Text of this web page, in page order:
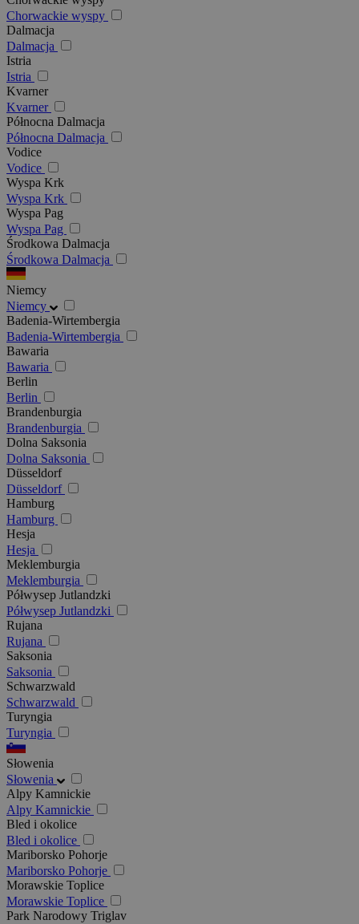
Chorwackie wyspy
Dalmacja
Dalmacja
Istria
Istria
Kvarner
Kvarner
Północna Dalmacja
Północna Dalmacja
Vodice
Vodice
Wyspa Krk
Wyspa Krk
Wyspa Pag
Wyspa Pag
Środkowa Dalmacja
Środkowa Dalmacja
Niemcy
Niemcy
Badenia-Wirtembergia
Badenia-Wirtembergia
Bawaria
Bawaria
Berlin
Berlin
Brandenburgia
Brandenburgia
Dolna Saksonia
Dolna Saksonia
Düsseldorf
Düsseldorf
Hamburg
Hamburg
Hesja
Hesja
Meklemburgia
Meklemburgia
Półwysep Jutlandzki
Półwysep Jutlandzki
Rujana
Rujana
Saksonia
Saksonia
Schwarzwald
Schwarzwald
Turyngia
Turyngia
Słowenia
Słowenia
Alpy Kamnickie
Alpy Kamnickie
Bled i okolice
Bled i okolice
Mariborsko Pohorje
Mariborsko Pohorje
Morawskie Toplice
Morawskie Toplice
Park Narodowy Triglav